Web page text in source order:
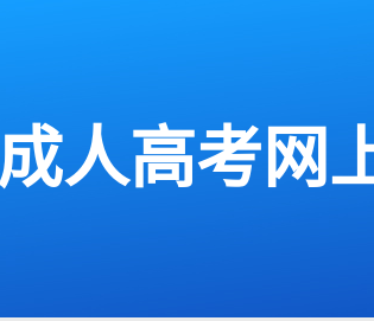
人高考网